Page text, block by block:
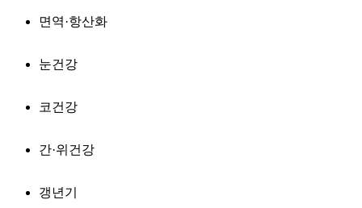
면역·항산화
눈건강
코건강
간·위건강
갱년기